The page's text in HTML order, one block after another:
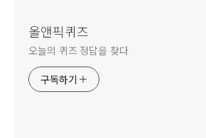
올앤픽퀴즈
오늘의 퀴즈 정답을 찾다
구독하기